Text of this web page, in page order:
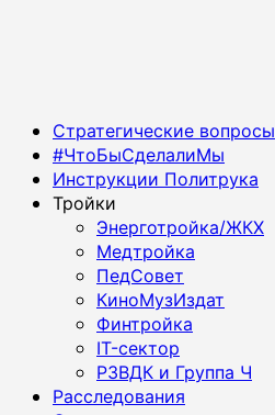
Основное
меню
Стратегические вопросы
#ЧтоБыСделалиМы
Инструкции Политрука
Тройки
Энерготройка/ЖКХ
Медтройка
ПедСовет
КиноМузИздат
Финтройка
IT-сектор
РЗВДК и Группа Ч
Расследования